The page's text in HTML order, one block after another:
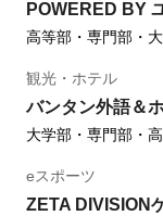
POWERED BY
高等部・専門部・
観光・ホテル
バンタン外語＆
大学部・専門部・
eスポーツ
ZETA DIVISION